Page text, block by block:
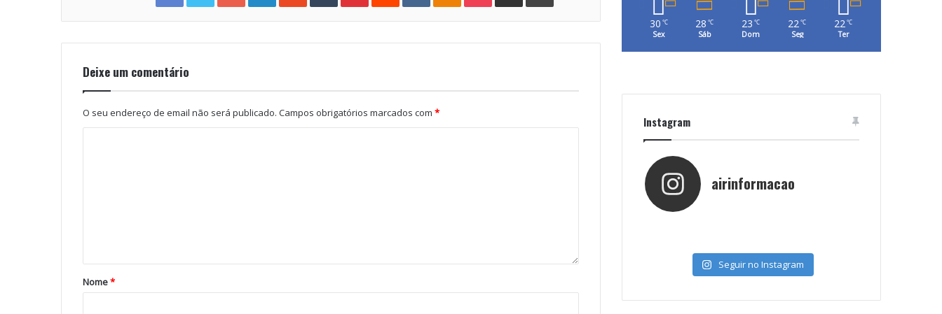
Deixe um comentário
O seu endereço de email não será publicado. Campos obrigatórios marcados com *
Nome*
30 ℃
Sex
28 ℃
Sáb
23 ℃
Dom
22℃
Seg
22℃
Ter
Instagram
airinformacao
Seguir no Instagram